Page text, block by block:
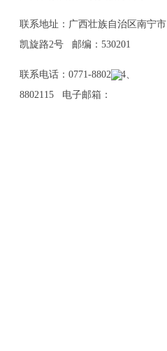
联系地址：广西壮族自治区南宁市
凯旋路2号 邮编：530201
联系电话：0771-8802114、
8802115 电子邮箱：